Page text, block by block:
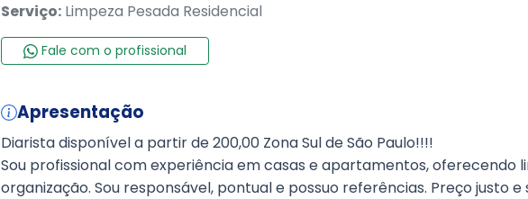
Serviço: Limpeza Pesada Residencial
Fale com o profissional
Apresentação
Diarista disponível a partir de 200,00 Zona Sul de São Paulo!!!!
Sou profissional com experiência em casas e apartamentos, oferecendo
organização. Sou responsável, pontual e possuo referências. Preço justo e